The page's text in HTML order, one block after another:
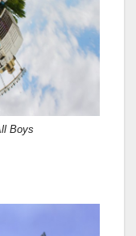
Boys